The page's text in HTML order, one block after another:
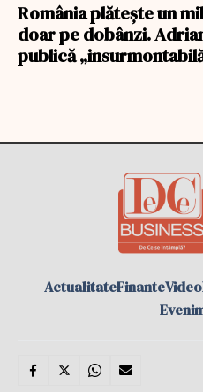
România plătește un
doar pe dobânzi.
publică
ActualitateFinanteVideo